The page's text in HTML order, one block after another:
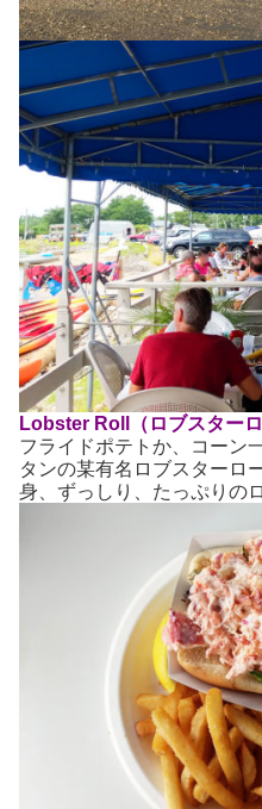
Lobster Roll（ロブスターロ
フライドポテトか、コーン
タンの某有名ロブスターロ
身、ずっしり、たっぷりの